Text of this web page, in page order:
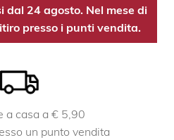
dal 24 agosto. Nel mese di
presso i punti vendita.
a casa a € 5,90
un punto vendita